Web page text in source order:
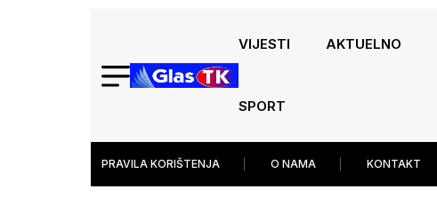
VIJESTI AKTUELNO
SPORT
PRAVILA KORIŠTENJA O NAMA KONTAKT